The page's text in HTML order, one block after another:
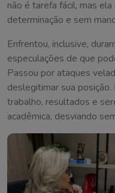
não é tarefa fácil, mas
determinação e sem
Enfrentou, inclusive,
especulações de que
Passou por ataques
deslegitimar sua
trabalho, resultados e
acadêmica, desviando